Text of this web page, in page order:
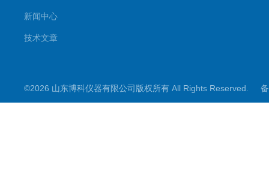
新闻中心
技术文章
©2026 山东博科仪器有限公司版权所有 All Rights Reserved.